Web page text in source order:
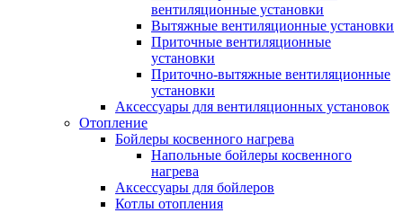
вентиляционные установки
Вытяжные вентиляционные установки
Приточные вентиляционные
установки
Приточно-вытяжные вентиляционные
установки
Аксессуары для вентиляционных установок
Отопление
Бойлеры косвенного нагрева
Напольные бойлеры косвенного
нагрева
Аксессуары для бойлеров
Котлы отопления